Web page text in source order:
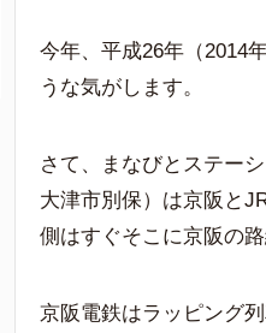
今年、平成26年（2014
うな気がします。
さて、まなびとステー
大津市別保）は京阪と
側はすぐそこに京阪の路
京阪電鉄はラッピング